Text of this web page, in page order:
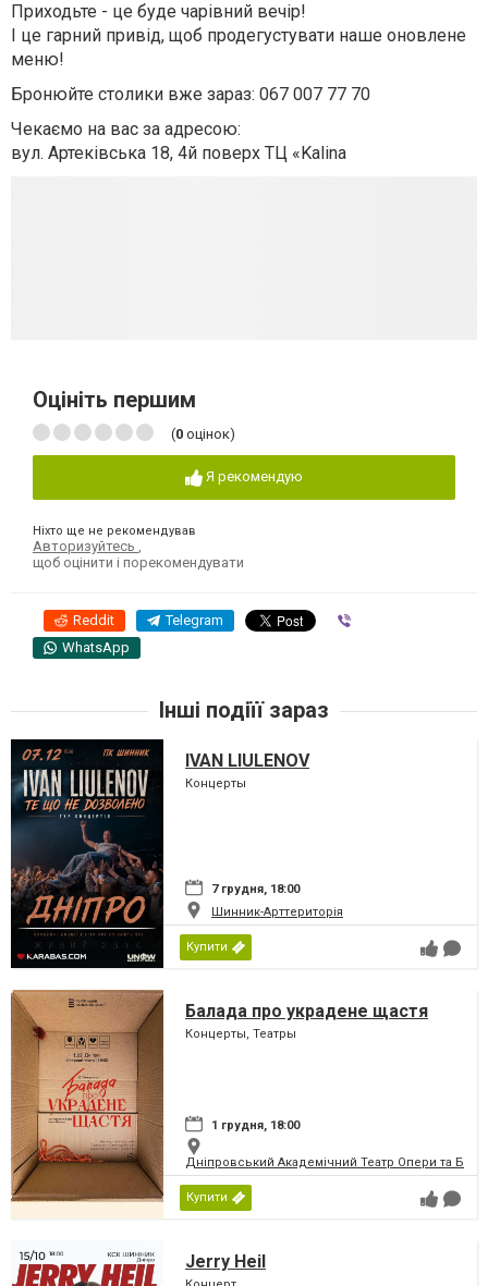
Приходьте - це буде чарівний вечір!
І це гарний привід, щоб продегустувати наше оновлене
меню!
Бронюйте столики вже зараз: 067 007 77 70
Чекаємо на вас за адресою:
вул. Артеківська 18, 4й поверх ТЦ «Kalina
Оцініть першим
(0 оцінок)
Я рекомендую
Ніхто ще не рекомендував
Авторизуйтесь
щоб оцінити і порекомендувати
Reddit Telegram
WhatsApp
Інші подіїї зараз
IVAN LIULENOV
Концерты
7 грудня, 18:00
Шинник-Арттериторія
Купити
Балада про украдене щастя
Концерты, Театры
1 грудня, 18:00
Дніпровський Академічний Театр Опери та
Купити
Jerry Heil